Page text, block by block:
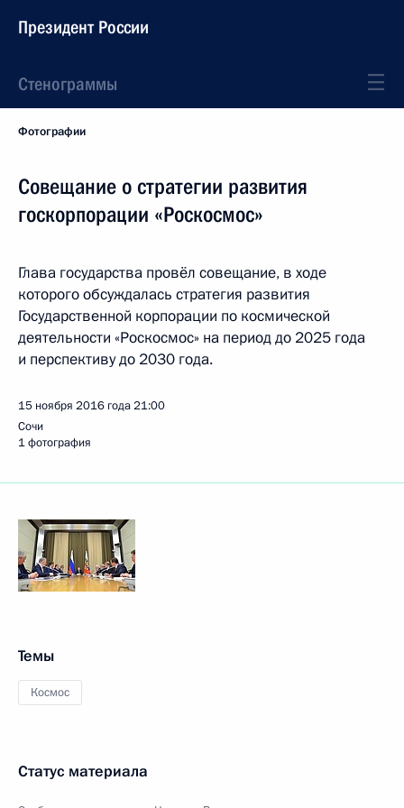
Президент России
Стенограммы
Фотографии
Совещание о стратегии развития
госкорпорации «Роскосмос»
Глава государства провёл совещание, в ходе
которого обсуждалась стратегия развития
Государственной корпорации по космической
деятельности «Роскосмос» на период до 2025 года
и перспективу до 2030 года.
15 ноября 2016 года21:00
Сочи
1 фотография
Темы
Космос
Статус материала